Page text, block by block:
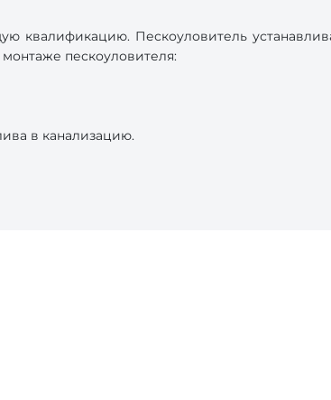
квалификацию. Пескоуловитель
пескоуловителя:
в канализацию.